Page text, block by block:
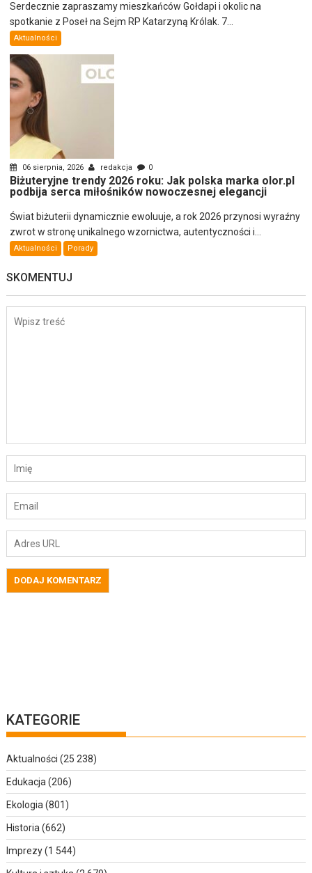
Serdecznie zapraszamy mieszkańców Gołdapi i okolic na
spotkanie z Poseł na Sejm RP Katarzyną Królak. 7...
Aktualności
06 sierpnia, 2026 redakcja 0
Biżuteryjne trendy 2026 roku: Jak polska marka olor.pl
podbija serca miłośników nowoczesnej elegancji
Świat biżuterii dynamicznie ewoluuje, a rok 2026 przynosi wyraźny
zwrot w stronę unikalnego wzornictwa, autentyczności i...
Aktualności Porady
SKOMENTUJ
KATEGORIE
Aktualności (25 238)
Edukacja(206)
Ekologia(801)
Historia(662)
Imprezy(1 544)